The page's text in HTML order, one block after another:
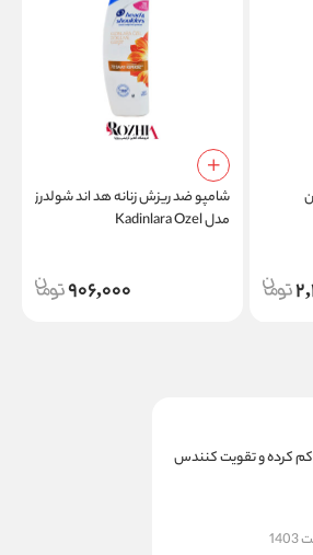
شامپو ضد ریزش زنانه هد اند شولدرز
مدل Kadinlara Ozel
906,000
کم کرده و تقویت کنندس